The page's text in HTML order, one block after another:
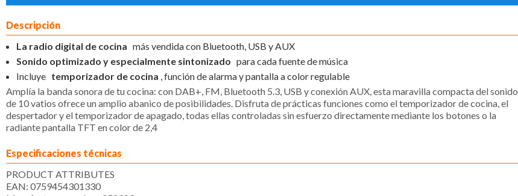
Descripción
La radio digital de cocina más vendida con Bluetooth, USB y AUX
Sonido optimizado y especialmente sintonizado para cada fuente de música
Incluye temporizador de cocina , función de alarma y pantalla a color regulable
Amplía la banda sonora de tu cocina: con DAB+, FM, Bluetooth 5.3, USB y conexión AUX, esta maravilla compacta del sonido
de 10 vatios ofrece un amplio abanico de posibilidades. Disfruta de prácticas funciones como el temporizador de cocina, el
despertador y el temporizador de apagado, todas ellas controladas sin esfuerzo directamente mediante los botones o la
radiante pantalla TFT en color de 2,4
Especificaciones técnicas
PRODUCT ATTRIBUTES
EAN: 0759454301330